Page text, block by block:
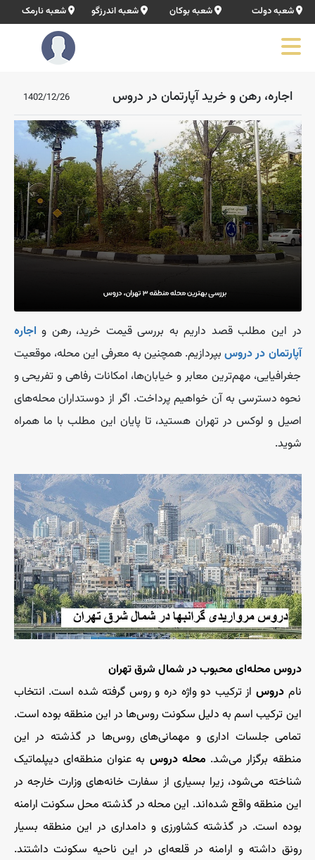
شعبه دولت شعبه بوکان شعبه اندرزگو شعبه نارمک
اجاره، رهن و خرید آپارتمان در دروس 1402/12/26
در این مطلب قصد داریم به بررسی قیمت خرید، رهن و اجاره
آپارتمان در دروسبپردازیم. همچنین به معرفی این محله، موقعیت
جغرافیایی، مهم‌ترین معابر و خیابان‌ها، امکانات رفاهی و تفریحی و
نحوه دسترسی به آن خواهیم پرداخت. اگر از دوستداران محله‌های
اصیل و لوکس در تهران هستید، تا پایان این مطلب با ما همراه
شوید.
دروس محله‌ای محبوب در شمال شرق تهران
نامدروس از ترکیب دو واژه دره و روس گرفته شده است. انتخاب
این ترکیب اسم به دلیل سکونت روس‌ها در این منطقه بوده است.
تمامی جلسات اداری و مهمانی‌های روس‌ها در گذشته در این
منطقه برگزار می‌شد. محله دروس به عنوان منطقه‌ای دیپلماتیک
شناخته می‌شود، زیرا بسیاری از سفارت خانه‌های وزارت خارجه در
این منطقه واقع شده‌اند. این محله در گذشته محل سکونت ارامنه
بوده است. در گذشته کشاورزی و دامداری در این منطقه بسیار
رونق داشته و ارامنه در قلعه‌ای در این ناحیه سکونت داشتند.